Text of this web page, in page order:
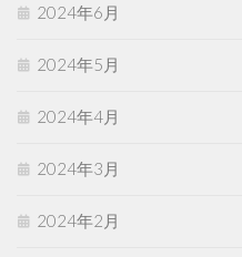
2024年6月
2024年5月
2024年4月
2024年3月
2024年2月